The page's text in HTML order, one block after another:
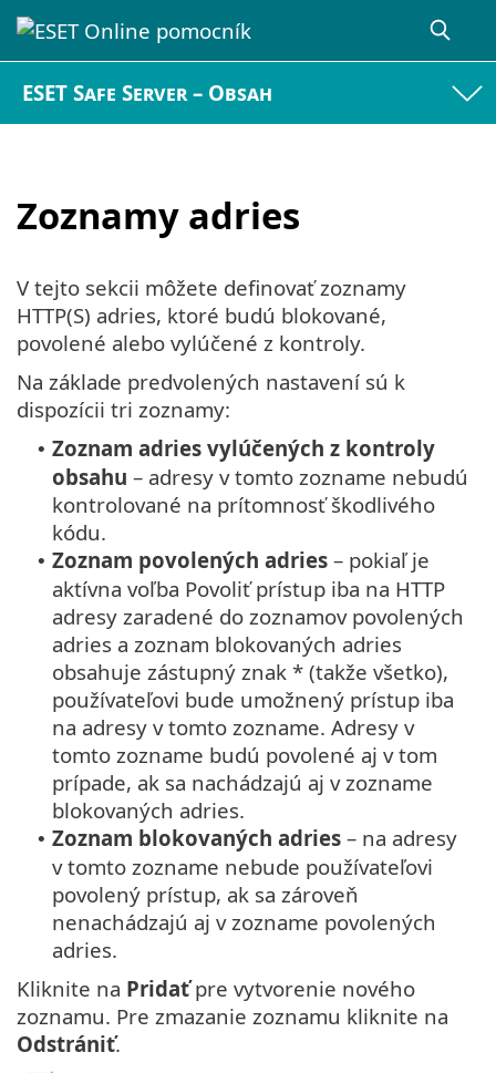
ESET Safe Server – Obsah
Zoznamy adries
V tejto sekcii môžete definovať zoznamy
HTTP(S) adries, ktoré budú blokované,
povolené alebo vylúčené z kontroly.
Na základe predvolených nastavení sú k
dispozícii tri zoznamy:
• Zoznam adries vylúčených z kontroly
obsahu – adresy v tomto zozname nebudú
kontrolované na prítomnosť škodlivého
kódu.
• Zoznam povolených adries – pokiaľ je
aktívna voľba Povoliť prístup iba na HTTP
adresy zaradené do zoznamov povolených
adries a zoznam blokovaných adries
obsahuje zástupný znak * (takže všetko),
používateľovi bude umožnený prístup iba
na adresy v tomto zozname. Adresy v
tomto zozname budú povolené aj v tom
prípade, ak sa nachádzajú aj v zozname
blokovaných adries.
• Zoznam blokovaných adries – na adresy
v tomto zozname nebude používateľovi
povolený prístup, ak sa zároveň
nenachádzajú aj v zozname povolených
adries.
Kliknite na Pridaťpre vytvorenie nového
zoznamu. Pre zmazanie zoznamu kliknite na
Odstrániť.